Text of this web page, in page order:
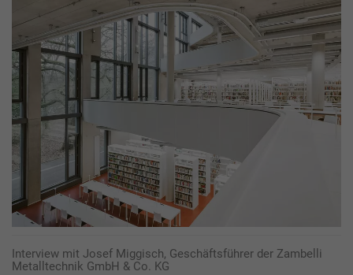
Interview mit Josef Miggisch, Geschäftsführer der Zambelli
Metalltechnik GmbH & Co. KG